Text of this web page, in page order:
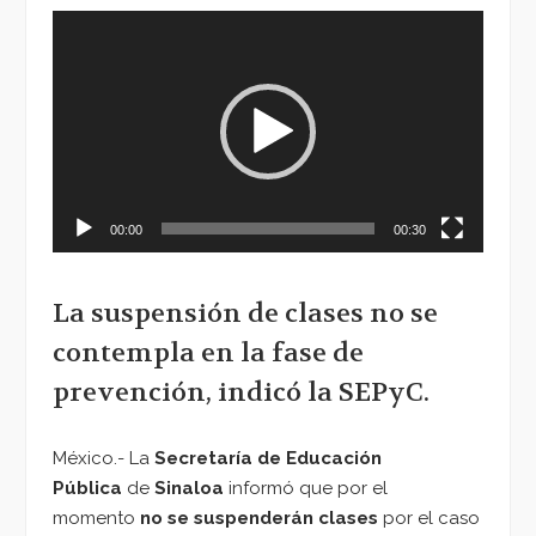
00:00 00:30
La suspensión de clases no se
contempla en la fase de
prevención, indicó la SEPyC.
México.- La Secretaría de Educación
Pública de Sinaloa informó que por el
momento no se suspenderán clases por el caso